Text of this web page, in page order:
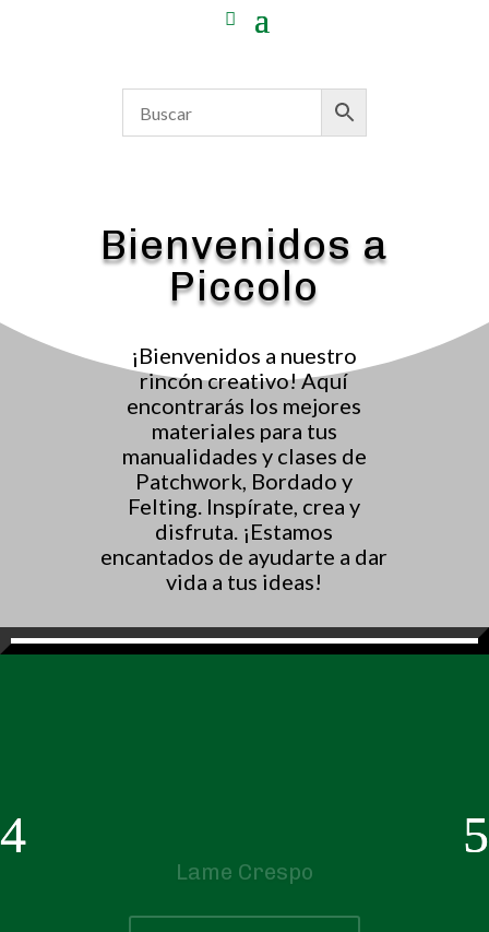
Bienvenidos a
Piccolo
¡Bienvenidos a nuestro
rincón creativo! Aquí
encontrarás los mejores
materiales para tus
manualidades y clases de
Patchwork, Bordado y
Felting. Inspírate, crea y
disfruta. ¡Estamos
encantados de ayudarte a dar
vida a tus ideas!
Mas Información....